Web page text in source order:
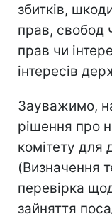
збитків,
прав, свобод
прав чи
інтересів
Зауважимо,
рішення про
комітету для
(Визначення
перевірка
зайняття